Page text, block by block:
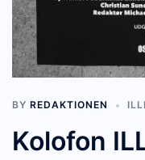
BY REDAKTIONEN
Kolofon